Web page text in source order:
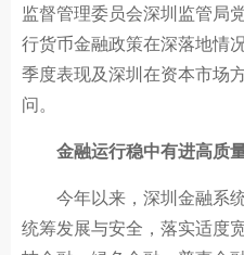
监督管理委员会深圳监管局
行货币金融政策在深落地情
季度表现及深圳在资本市场
问。
金融运行稳中有进高质
今年以来，深圳金融系统
统筹发展与安全，落实适度